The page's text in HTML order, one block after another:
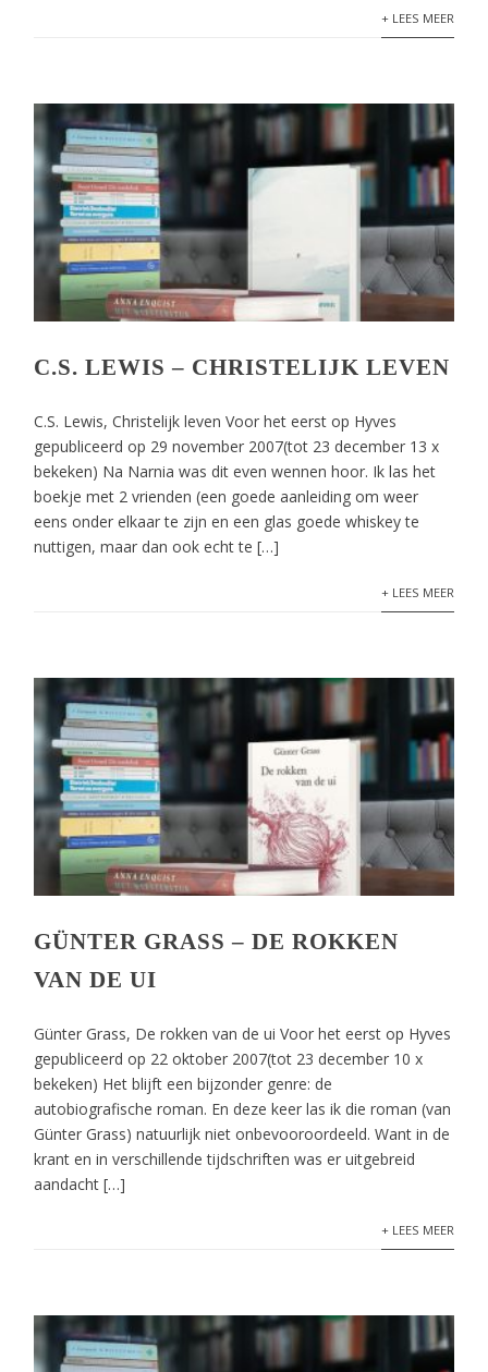
+ LEES MEER
C.S. LEWIS – CHRISTELIJK LEVEN
C.S. Lewis, Christelijk leven Voor het eerst op Hyves
gepubliceerd op 29 november 2007(tot 23 december 13 x
bekeken) Na Narnia was dit even wennen hoor. Ik las het
boekje met 2 vrienden (een goede aanleiding om weer
eens onder elkaar te zijn en een glas goede whiskey te
nuttigen, maar dan ook echt te […]
+ LEES MEER
GÜNTER GRASS – DE ROKKEN
VAN DE UI
Günter Grass, De rokken van de ui Voor het eerst op Hyves
gepubliceerd op 22 oktober 2007(tot 23 december 10 x
bekeken) Het blijft een bijzonder genre: de
autobiografische roman. En deze keer las ik die roman (van
Günter Grass) natuurlijk niet onbevooroordeeld. Want in de
krant en in verschillende tijdschriften was er uitgebreid
aandacht […]
+ LEES MEER